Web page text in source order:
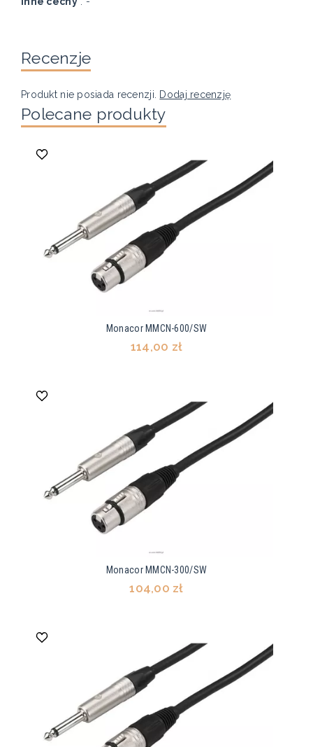
Recenzje
Produkt nie posiada recenzji. Dodaj recenzję
Polecane produkty
Monacor MMCN-600/SW
114,00 zł
Monacor MMCN-300/SW
104,00 zł